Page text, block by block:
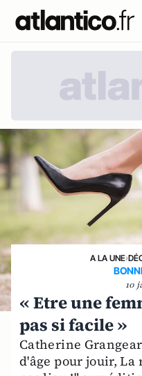
A LA UNE›
10
« Etre une
pas si facile »
Catherine
d'âge pour jouir, La